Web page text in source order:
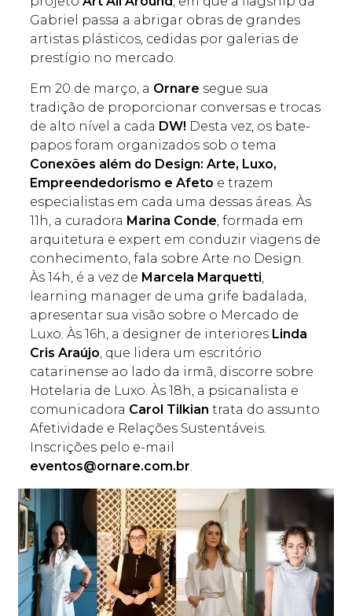
Gabriel passa a abrigar obras de grandes
artistas plásticos, cedidas por galerias de
prestígio no mercado.
Em 20 de março, a Ornare segue sua
tradição de proporcionar conversas e trocas
de alto nível a cada DW! Desta vez, os bate-
papos foram organizados sob o tema
Conexões além do Design: Arte, Luxo,
Empreendedorismo e Afeto e trazem
especialistas em cada uma dessas áreas. Às
11h, a curadora Marina Conde, formada em
arquitetura e expert em conduzir viagens de
conhecimento, fala sobre Arte no Design.
Às 14h, é a vez de Marcela Marquetti,
learning manager de uma grife badalada,
apresentar sua visão sobre o Mercado de
Luxo. Às 16h, a designer de interiores Linda
Cris Araújo, que lidera um escritório
catarinense ao lado da irmã, discorre sobre
Hotelaria de Luxo. Às 18h, a psicanalista e
comunicadora Carol Tilkian trata do assunto
Afetividade e Relações Sustentáveis.
Inscrições pelo e-mail
eventos@ornare.com.br.